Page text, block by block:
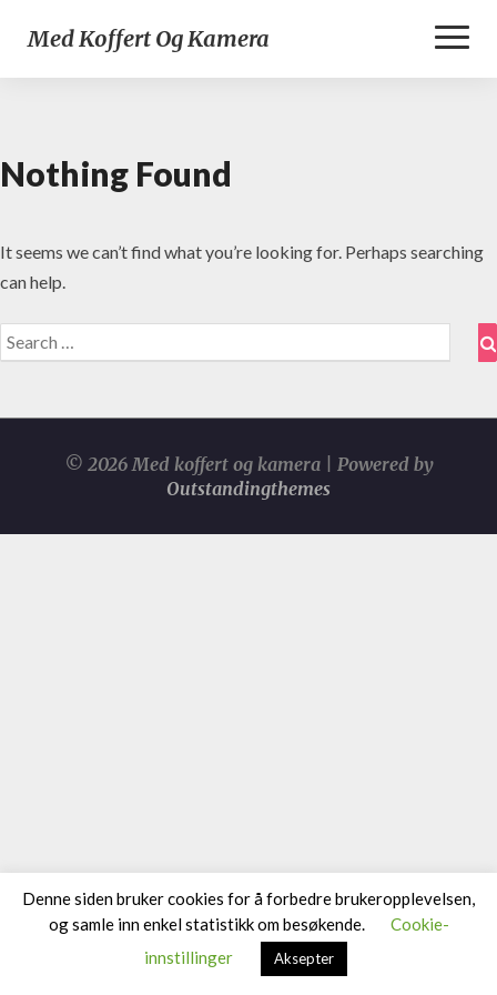
Med Koffert Og Kamera
Nothing
Found
Nothing Found
It seems we can’t find what you’re looking for. Perhaps searching
can help.
Search
for:
© 2026 Med koffert og kamera | Powered by
Outstandingthemes
Denne siden bruker cookies for å forbedre brukeropplevelsen,
og samle inn enkel statistikk om besøkende.
Cookie-
innstillinger
Aksepter